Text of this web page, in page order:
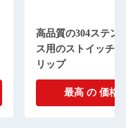
高品質の304ステン
ス用のストイッチ
リップ
最高 の 価格